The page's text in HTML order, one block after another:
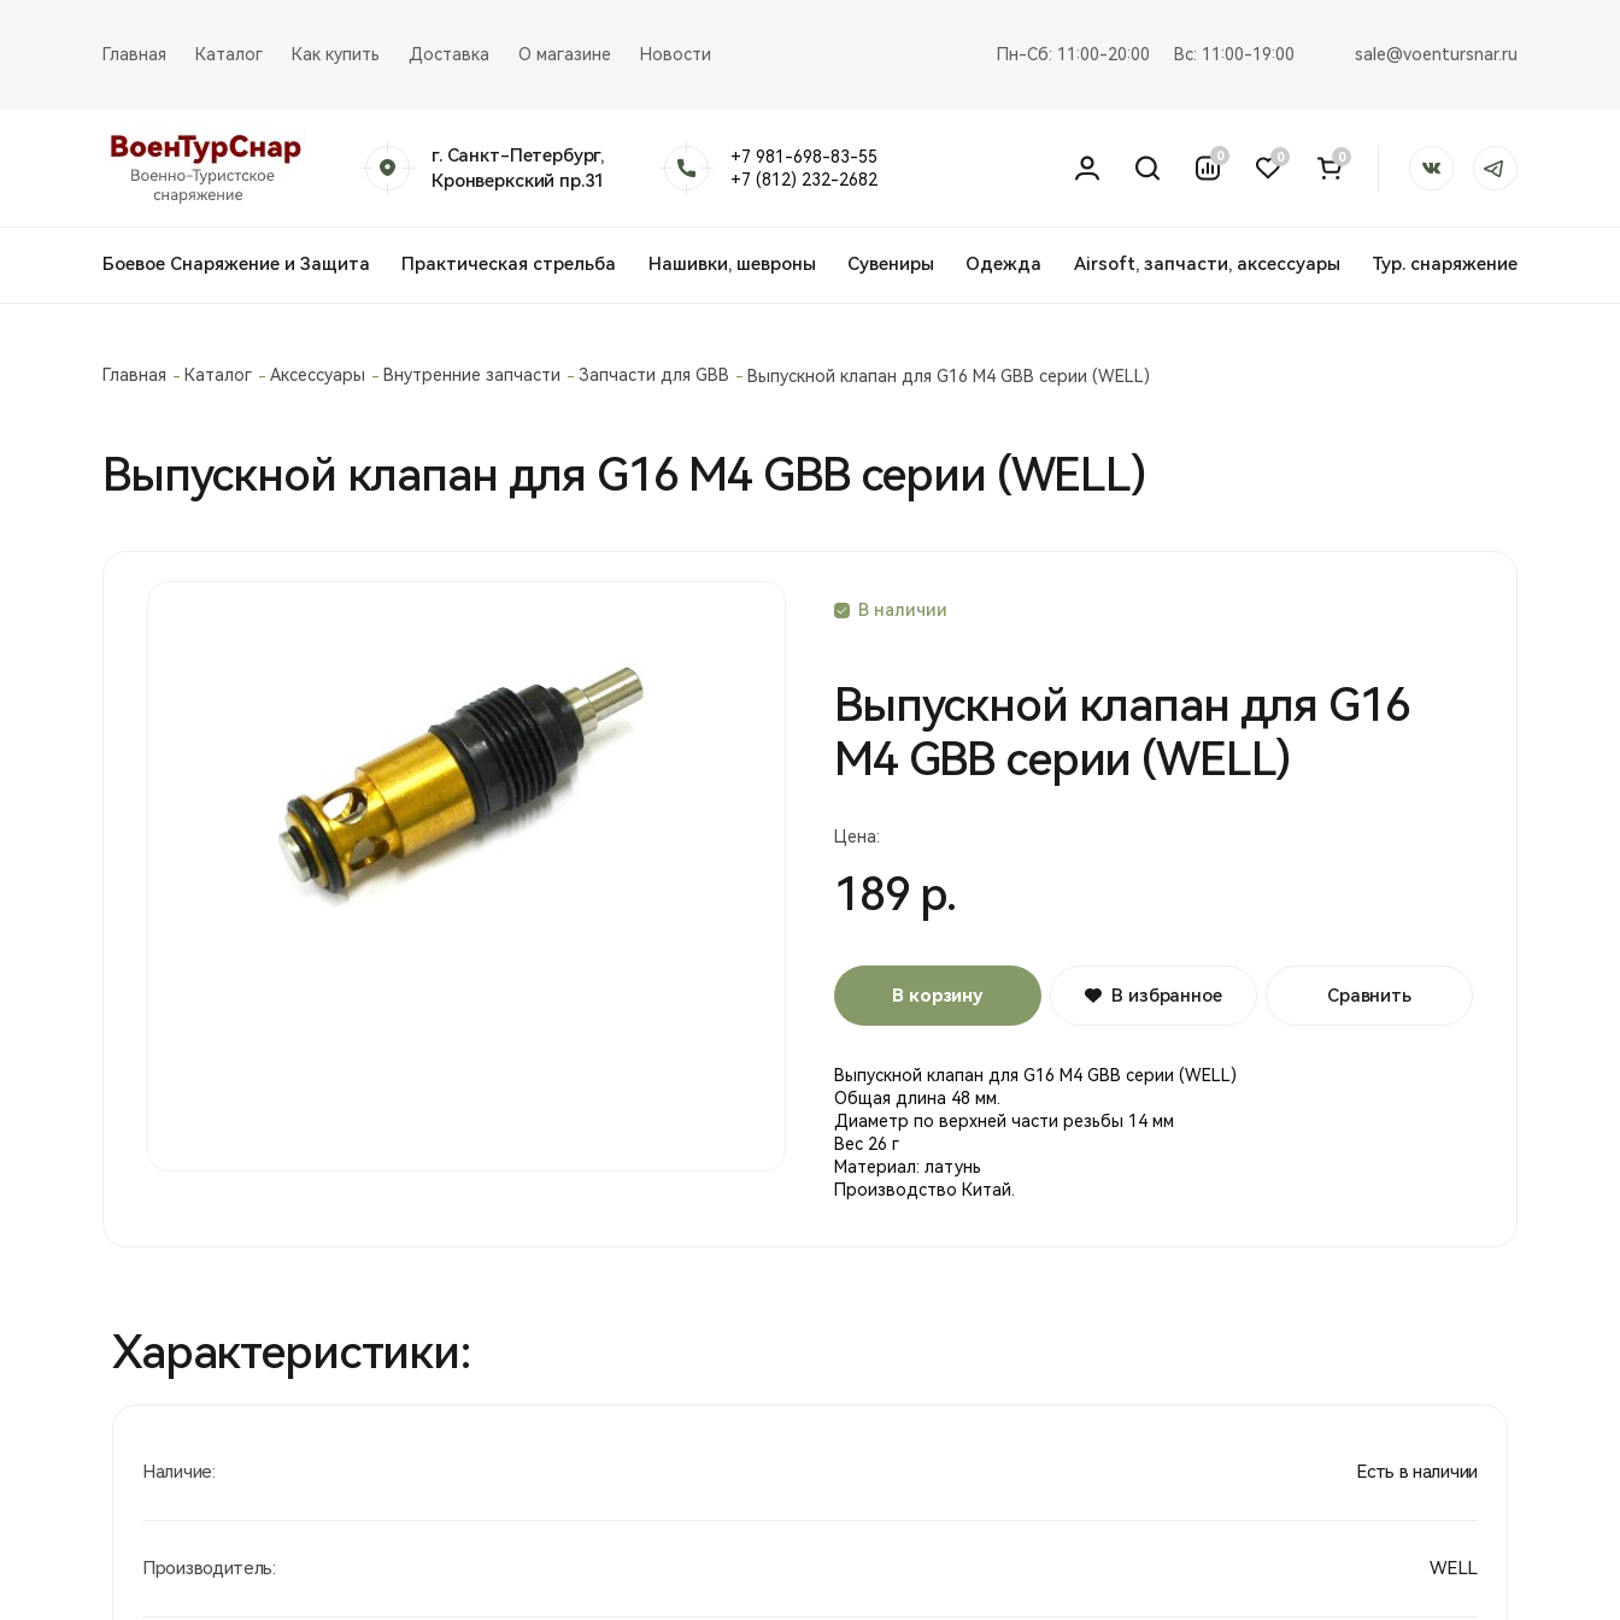
Главная Каталог Как купить Доставка О магазине Новости Пн-Сб: 11:00-20:00 Вс: 11:00-19:00 sale@voentursnar.ru
г. Санкт-Петербург,
Кронверкский пр.31
+7 981-698-83-55
+7 (812) 232-2682
0 0 0
Боевое Снаряжение и Защита Практическая стрельба Нашивки, шевроны Сувениры Одежда Airsoft, запчасти, аксессуары Тур. снаряжение
Главная Каталог Аксессуары Внутренние запчасти Запчасти для GBB Выпускной клапан для G16 М4 GBB серии (WELL)
Выпускной клапан для G16 М4 GBB серии (WELL)
В наличии
Выпускной клапан для G16
М4 GBB серии (WELL)
Цена:
189 р.
В корзину В избранное Сравнить
Выпускной клапан для G16 М4 GBB серии (WELL)
Общая длина 48 мм.
Диаметр по верхней части резьбы 14 мм
Вес 26 г
Материал: латунь
Производство Китай.
Характеристики:
Наличие: Есть в наличии
Производитель: WELL